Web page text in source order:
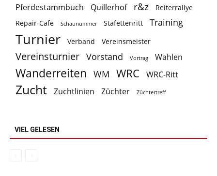
Pferdestammbuch Quillerhof r&z
Reiterrallye
Repair-Cafe
Schaunummer Stafettenritt Training
Turnier Verband Vereinsmeister
Vereinsturnier Vorstand Vortrag Wahlen
Wanderreiten WM WRC WRC-Ritt
Zucht Zuchtlinien Züchter Züchtertreff
VIEL GELESEN